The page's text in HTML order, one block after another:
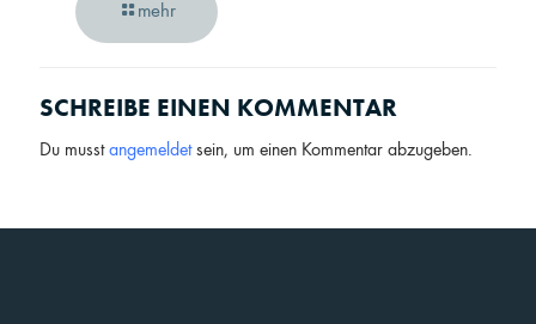
mehr
SCHREIBE EINEN KOMMENTAR
Du musstangemeldetsein, um einen Kommentar abzugeben.